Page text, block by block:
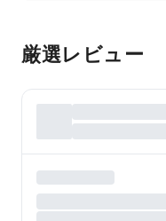
厳選レビュー